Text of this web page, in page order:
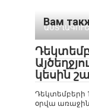
Вам
կեսին
Դեկտեմբերի
օրվա առաջին